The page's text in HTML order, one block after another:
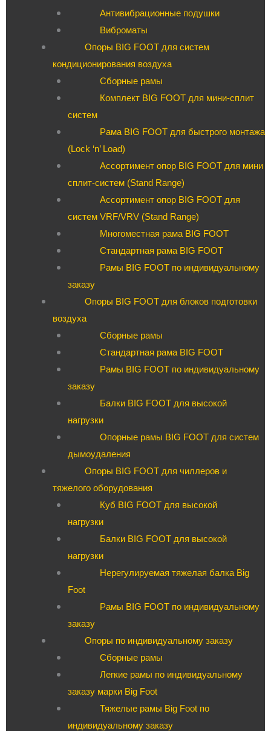
Антивибрационные подушки
Виброматы
Опоры BIG FOOT для систем
кондиционирования воздуха
Сборные рамы
Комплект BIG FOOT для мини-сплит
систем
Рама BIG FOOT для быстрого монтажа
(Lock ‘n’ Load)
Ассортимент опор BIG FOOT для мини
сплит-систем (Stand Range)
Ассортимент опор BIG FOOT для
систем VRF/VRV (Stand Range)
Многоместная рама BIG FOOT
Стандартная рама BIG FOOT
Рамы BIG FOOT по индивидуальному
заказу
Опоры BIG FOOT для блоков подготовки
воздуха
Сборные рамы
Стандартная рама BIG FOOT
Рамы BIG FOOT по индивидуальному
заказу
Балки BIG FOOT для высокой
нагрузки
Опорные рамы BIG FOOT для систем
дымоудаления
Опоры BIG FOOT для чиллеров и
тяжелого оборудования
Куб BIG FOOT для высокой
нагрузки
Балки BIG FOOT для высокой
нагрузки
Нерегулируемая тяжелая балка Big
Foot
Рамы BIG FOOT по индивидуальному
заказу
Опоры по индивидуальному заказу
Сборные рамы
Легкие рамы по индивидуальному
заказу марки Big Foot
Тяжелые рамы Big Foot по
индивидуальному заказу